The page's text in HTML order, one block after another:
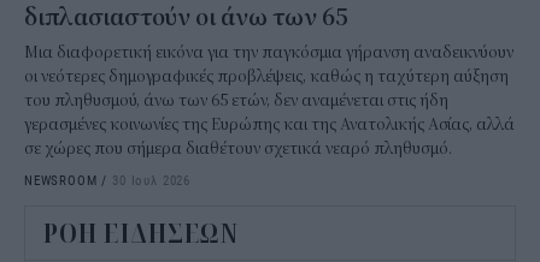
διπλασιαστούν οι άνω των 65
Μια διαφορετική εικόνα για την παγκόσμια γήρανση αναδεικνύουν
οι νεότερες δημογραφικές προβλέψεις, καθώς η ταχύτερη αύξηση
του πληθυσμού, άνω των 65 ετών, δεν αναμένεται στις ήδη
γερασμένες κοινωνίες της Ευρώπης και της Ανατολικής Ασίας, αλλά
σε χώρες που σήμερα διαθέτουν σχετικά νεαρό πληθυσμό.
NEWSROOM / 30 Ιουλ 2026
ΡΟΗ ΕΙΔΗΣΕΩΝ